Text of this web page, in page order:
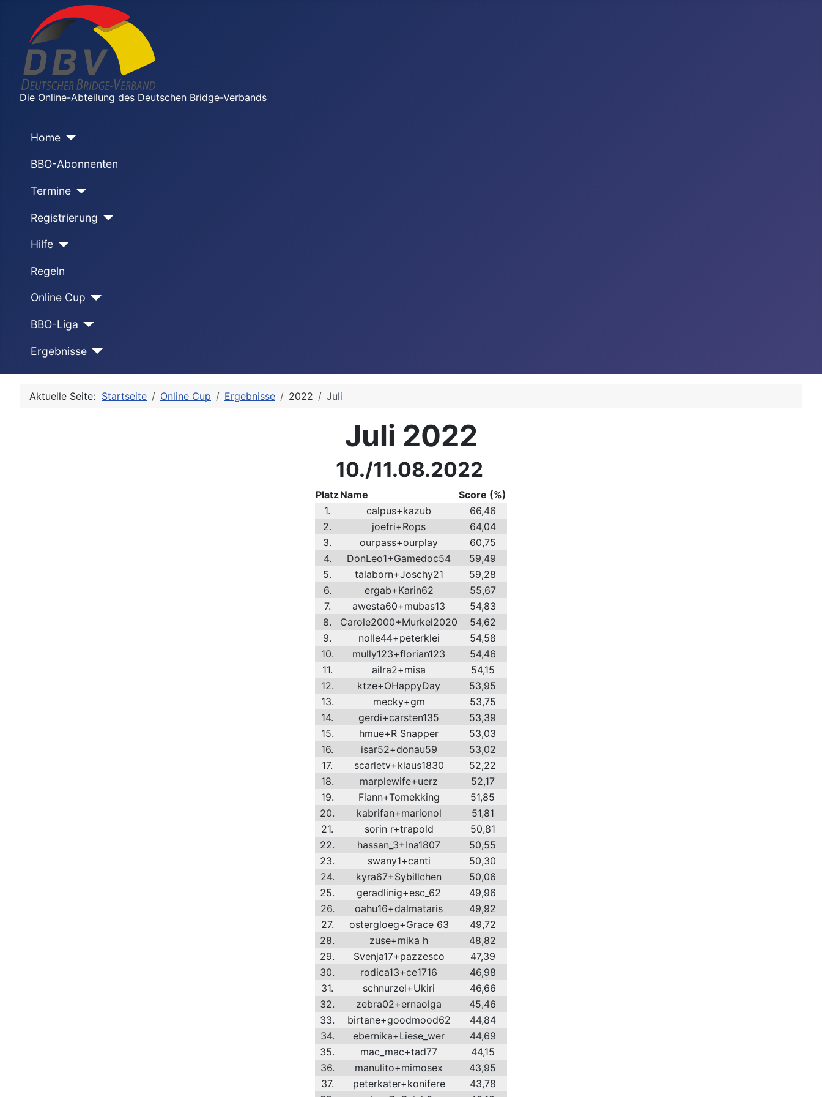
Die Online-Abteilung des Deutschen Bridge-Verbands
Home
BBO-Abonnenten
Termine
Registrierung
Hilfe
Regeln
Online Cup
BBO-Liga
Ergebnisse
Aktuelle Seite: Startseite Online Cup Ergebnisse 2022 Juli
Juli 2022
10./11.08.2022
PlatzName
Score (%)
1.
calpus+kazub
66,46
2.
joefri+Rops
64,04
3.
ourpass+ourplay
60,75
4.
DonLeo1+Gamedoc54
59,49
5.
talaborn+Joschy21
59,28
6.
ergab+Karin62
55,67
7.
awesta60+mubas13
54,83
8.
Carole2000+Murkel2020
54,62
9.
nolle44+peterklei
54,58
10.
mully123+florian123
54,46
11.
ailra2+misa
54,15
12.
ktze+OHappyDay
53,95
13.
mecky+gm
53,75
14.
gerdi+carsten135
53,39
15.
hmue+R Snapper
53,03
16.
isar52+donau59
53,02
17.
scarletv+klaus1830
52,22
18.
marplewife+uerz
52,17
19.
Fiann+Tomekking
51,85
20.
kabrifan+marionol
51,81
21.
sorin r+trapold
50,81
22.
hassan_3+Ina1807
50,55
23.
swany1+canti
50,30
24.
kyra67+Sybillchen
50,06
25.
geradlinig+esc_62
49,96
26.
oahu16+dalmataris
49,92
27.
ostergloeg+Grace 63
49,72
28.
zuse+mika h
48,82
29.
Svenja17+pazzesco
47,39
30.
rodica13+ce1716
46,98
31.
schnurzel+Ukiri
46,66
32.
zebra02+ernaolga
45,46
33.
birtane+goodmood62
44,84
34.
ebernika+Liese_wer
44,69
35.
mac_mac+tad77
44,15
36.
manulito+mimosex
43,95
37.
peterkater+konifere
43,78